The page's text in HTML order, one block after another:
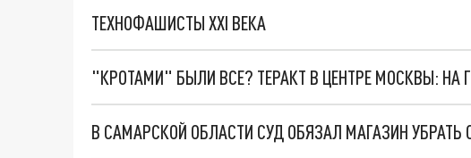
ТЕХНОФАШИСТЫ XXI ВЕКА
"КРОТАМИ" БЫЛИ ВСЕ? ТЕРАКТ В ЦЕНТРЕ МОСКВЫ:
В САМАРСКОЙ ОБЛАСТИ СУД ОБЯЗАЛ МАГАЗИН УБРАТЬ